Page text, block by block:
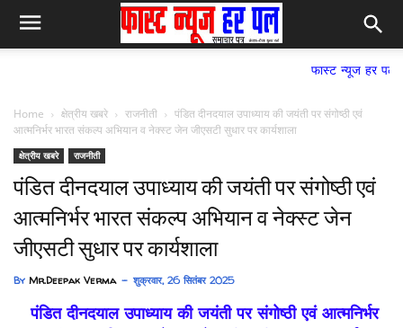
फास्ट न्यूज हर पल समाचार पत्र,
Home क्षेत्रीय खबरे राजनीती
पंडित दीनदयाल उपाध्याय की जयंती पर संगोष्ठी एवं
आत्मनिर्भर भारत संकल्प अभियान व नेक्स्ट जेन जीएसटी सुधार पर कार्यशाला
क्षेत्रीय खबरे राजनीती
पंडित दीनदयाल उपाध्याय की जयंती पर संगोष्ठी एवं
आत्मनिर्भर भारत संकल्प अभियान व नेक्स्ट जेन
जीएसटी सुधार पर कार्यशाला
By Mr.Deepak Verma शुक्रवार, 26 सितंबर 2025
पंडित दीनदयाल उपाध्याय की जयंती पर संगोष्ठी एवं आत्मनिर्भर